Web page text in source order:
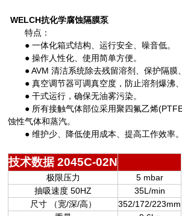
WELCH抗化学腐蚀隔膜泵
特点：
● 一体化箱式结构、运行安全、噪音低。
● 操作人性化、使用简单方便。
● AVM 清洁系统除去残留溶剂、保护隔膜
● 真空调节器可调真空度，防止溶剂爆沸、
● 干式运行，确保无油雾污染。
● 所有接触气体部位采用聚四氟乙烯
蚀性气体和蒸汽。
● 维护少、降低使用成本、提高工作效率。
技术数据 2045C-02N
极限压力
5 mbar
抽吸速度 50HZ
35L/min
尺寸 （宽/深/高）
352/172/223mm